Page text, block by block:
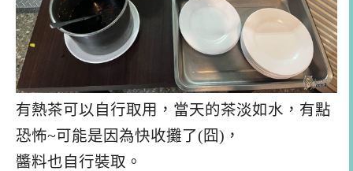
有熱茶可以自行取用，當天的茶淡如水，有點
恐怖~可能是因為快收攤了(囧)，
醬料也自行裝取。